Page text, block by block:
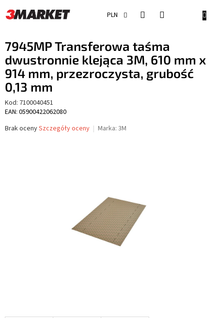
do
treści
PLN
7945MP Transferowa taśma
dwustronnie klejąca 3M, 610 mm x
914 mm, przezroczysta, grubość
0,13 mm
Kod: 7100040451
EAN: 05900422062080
Średnia
Brak ocenySzczegóły oceny Marka: 3M